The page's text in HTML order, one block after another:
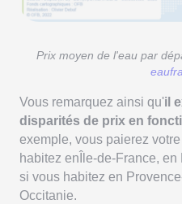
Prix moyen de l'eau par
Vous remarquez ainsi qu'il
disparités de prix en
exemple, vous paierez
habitez enÎle-de-France,
si vous habitez en
Occitanie.